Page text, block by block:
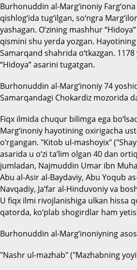
Burhonuddin al-Marg‘inoniy
qishlog‘ida tug‘ilgan, so‘ngra
yashagan. O‘zining mashhur
qismini shu yerda yozgan.
Samarqand shahrida o‘tkazgan.
“Hidoya” asarini tugatgan.
Burhonuddin al-Marg‘inoniy 74
Samarqandagi Chokardiz mozorida
Fiqx ilmida chuqur bilimga ega
Marg‘inoniy hayotining oxirigacha
o‘rgangan. "Kitob ul-mashoyix"
asarida u o‘zi ta’lim olgan 40 dan
jumladan, Najmuddin Umar ibn
Abu al-Asir al-Baydaviy, Abu Yoqub
Navqadiy, Ja’far al-Hinduvoniy va
U fiqx ilmi rivojlanishiga ulkan hissa
qatorda, ko‘plab shogirdlar ham
Burhonuddin al-Marg‘inoniyning
"Nashr ul-mazhab" ("Mazhabning